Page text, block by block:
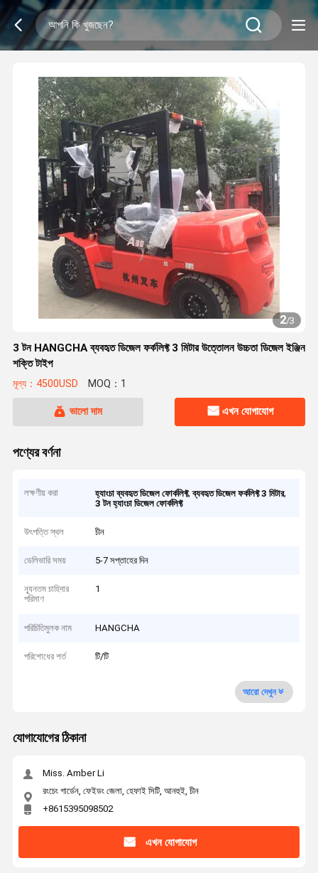
2/3
3 টন HANGCHA ব্যবহৃত ডিজেল ফর্কলিফ্ট 3 মিটার উত্তোলন উচ্চতা ডিজেল ইঞ্জিন
শক্তি টাইপ
মূল্য：4500USD MOQ：1
ভালো দাম এখন যোগাযোগ
পণ্যের বর্ণনা
লক্ষণীয় করা হ্যাংচা ব্যবহৃত ডিজেল ফোর্কলিফ্ট,ব্যবহৃত ডিজেল ফর্কলিফ্ট 3 মিটার,
3 টন হ্যাংচা ডিজেল ফোর্কলিফ্ট
উৎপত্তি স্থল চীন
ডেলিভারি সময় 5-7 সপ্তাহের দিন
ন্যূনতম চাহিদার
পরিমাণ
1
পরিচিতিমুলক নাম HANGCHA
পরিশোধের শর্ত টি/টি
আরো দেখুন
যোগাযোগের ঠিকানা
Miss. Amber Li
রংচেং গার্ডেন, ফেইডং জেলা, হেফাই সিটি, আনহুই, চীন
+8615395098502
এখন যোগাযোগ